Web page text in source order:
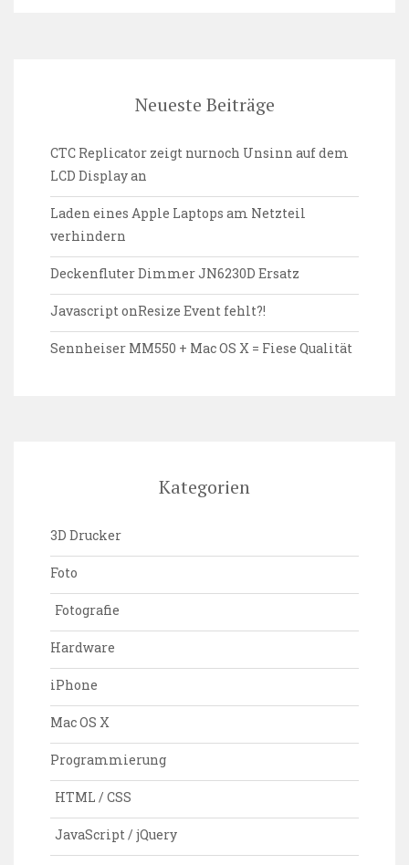
Neueste Beiträge
CTC Replicator zeigt nurnoch Unsinn auf dem
LCD Display an
Laden eines Apple Laptops am Netzteil
verhindern
Deckenfluter Dimmer JN6230D Ersatz
Javascript onResize Event fehlt?!
Sennheiser MM550 + Mac OS X = Fiese Qualität
Kategorien
3D Drucker
Foto
Fotografie
Hardware
iPhone
Mac OS X
Programmierung
HTML / CSS
JavaScript / jQuery